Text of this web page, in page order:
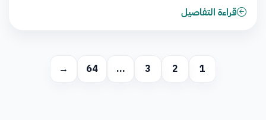
قراءة التفاصيل
1
2
3
…
64
→